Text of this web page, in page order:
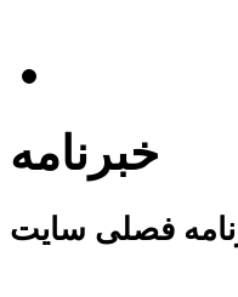
خبرنامه
فصلی سایت